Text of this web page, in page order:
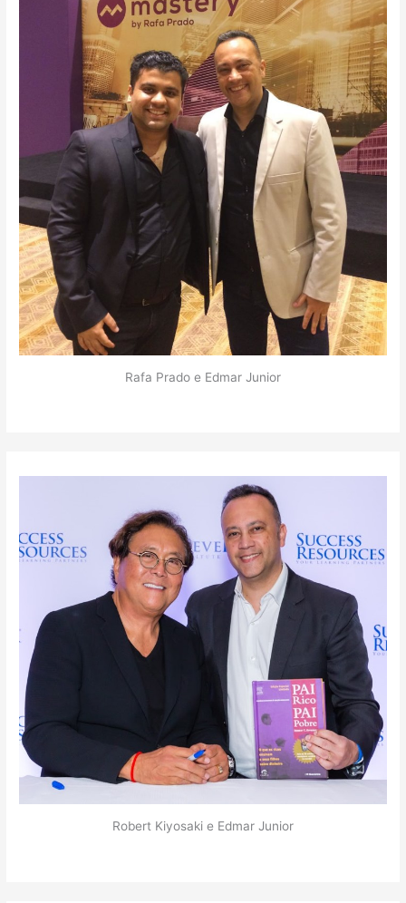
Rafa Prado e Edmar Junior
Robert Kiyosaki e Edmar Junior